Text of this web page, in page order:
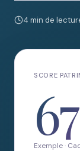
4 min de
SCORE
67
Exemple ·